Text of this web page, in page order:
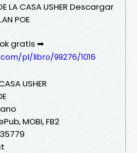
LA CASA USHER Descargar
POE
gratis ➡
pl/libro/99276/1016
USHER
MOBI, FB2